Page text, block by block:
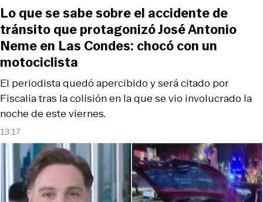
13:17
El periodista quedó apercibido y será citado por
Fiscalía tras la colisión en la que se vio involucrado la
noche de este viernes.
Lo que se sabe sobre el accidente de
tránsito que protagonizó José Antonio
Neme en Las Condes: chocó con un
motociclista